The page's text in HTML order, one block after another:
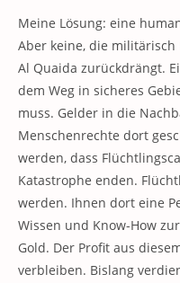
Meine Lösung: eine
Aber keine, die
Al Quaida zurückdrängt.
dem Weg in sicheres
muss. Gelder in die
Menschenrechte dort
werden, dass
Katastrophe enden.
werden. Ihnen dort eine
Wissen und Know-How
Gold. Der Profit aus
verbleiben. Bislang